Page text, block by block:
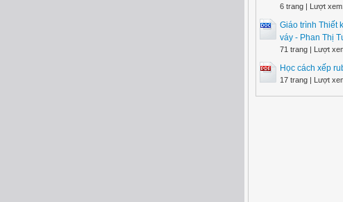
6 trang | Lượt
Giáo trình Thiết
váy - Phan Thị
71 trang | Lượt
Học cách xếp
17 trang | Lượt